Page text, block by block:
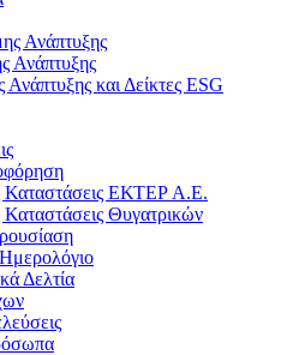
Ανάπτυξης
Ανάπτυξης
και Δείκτες ESG
Καταστάσεις ΕΚΤΕΡ Α.Ε.
Καταστάσεις Θυγατρικών
Δελτία